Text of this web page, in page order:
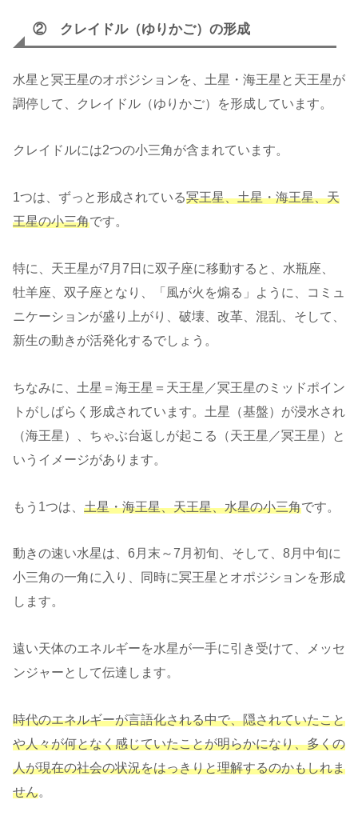
② クレイドル（ゆりかご）の形成
水星と冥王星のオポジションを、土星・海王星と天王星が
調停して、クレイドル（ゆりかご）を形成しています。
クレイドルには2つの小三角が含まれています。
1つは、ずっと形成されている冥王星、土星・海王星、天
王星の小三角です。
特に、天王星が7月7日に双子座に移動すると、水瓶座、
牡羊座、双子座となり、「風が火を煽る」ように、コミュ
ニケーションが盛り上がり、破壊、改革、混乱、そして、
新生の動きが活発化するでしょう。
ちなみに、土星＝海王星＝天王星／冥王星のミッドポイン
トがしばらく形成されています。土星（基盤）が浸水され
（海王星）、ちゃぶ台返しが起こる（天王星／冥王星）と
いうイメージがあります。
もう1つは、 土星・海王星、天王星、水星の小三角です。
動きの速い水星は、6月末～7月初旬、そして、8月中旬に
小三角の一角に入り、同時に冥王星とオポジションを形成
します。
遠い天体のエネルギーを水星が一手に引き受けて、メッセ
ンジャーとして伝達します。
時代のエネルギーが言語化される中で、隠されていたこと
や人々が何となく感じていたことが明らかになり、多くの
人が現在の社会の状況をはっきりと理解するのかもしれま
せん。